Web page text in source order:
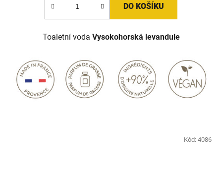
DO KOŠÍKU
Toaletní voda Vysokohorská levandule
Kód: 4086